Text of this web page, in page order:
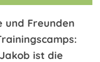
und Freunden
ist die